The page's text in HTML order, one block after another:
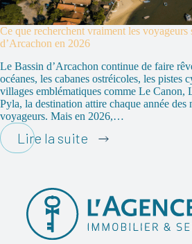
Ce que recherchent vraiment les voyageurs
d’Arcachon en 2026
Le Bassin d’Arcachon continue de faire
océanes, les cabanes ostréicoles, les pistes
villages emblématiques comme Le Canon,
Pyla, la destination attire chaque année des
voyageurs. Mais en 2026,…
Lire la suite Ce
voyageurs
sur
le